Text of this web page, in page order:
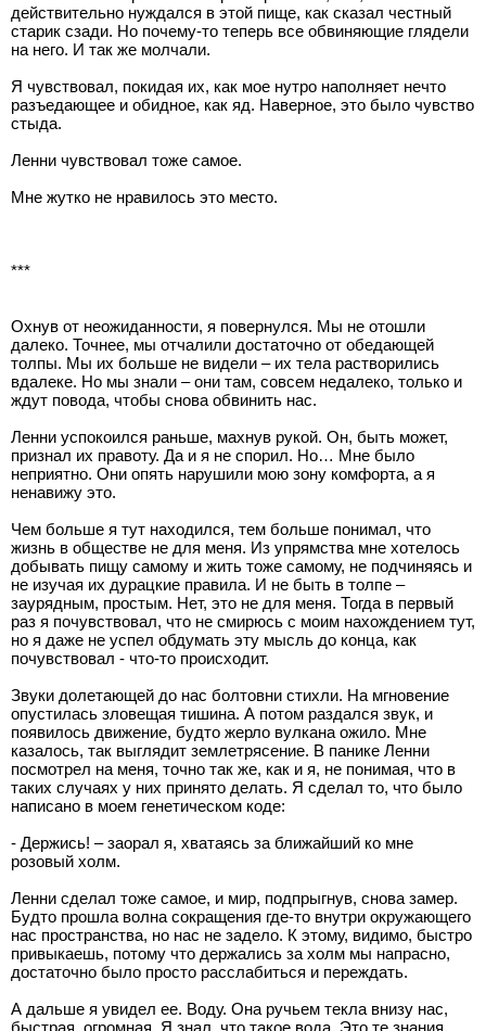
действительно нуждался в этой пище, как сказал честный
старик сзади. Но почему-то теперь все обвиняющие глядели
на него. И так же молчали.
Я чувствовал, покидая их, как мое нутро наполняет нечто
разъедающее и обидное, как яд. Наверное, это было чувство
стыда.
Ленни чувствовал тоже самое.
Мне жутко не нравилось это место.
***
Охнув от неожиданности, я повернулся. Мы не отошли
далеко. Точнее, мы отчалили достаточно от обедающей
толпы. Мы их больше не видели – их тела растворились
вдалеке. Но мы знали – они там, совсем недалеко, только и
ждут повода, чтобы снова обвинить нас.
Ленни успокоился раньше, махнув рукой. Он, быть может,
признал их правоту. Да и я не спорил. Но… Мне было
неприятно. Они опять нарушили мою зону комфорта, а я
ненавижу это.
Чем больше я тут находился, тем больше понимал, что
жизнь в обществе не для меня. Из упрямства мне хотелось
добывать пищу самому и жить тоже самому, не подчиняясь и
не изучая их дурацкие правила. И не быть в толпе –
заурядным, простым. Нет, это не для меня. Тогда в первый
раз я почувствовал, что не смирюсь с моим нахождением тут,
но я даже не успел обдумать эту мысль до конца, как
почувствовал - что-то происходит.
Звуки долетающей до нас болтовни стихли. На мгновение
опустилась зловещая тишина. А потом раздался звук, и
появилось движение, будто жерло вулкана ожило. Мне
казалось, так выглядит землетрясение. В панике Ленни
посмотрел на меня, точно так же, как и я, не понимая, что в
таких случаях у них принято делать. Я сделал то, что было
написано в моем генетическом коде:
- Держись! – заорал я, хватаясь за ближайший ко мне
розовый холм.
Ленни сделал тоже самое, и мир, подпрыгнув, снова замер.
Будто прошла волна сокращения где-то внутри окружающего
нас пространства, но нас не задело. К этому, видимо, быстро
привыкаешь, потому что держались за холм мы напрасно,
достаточно было просто расслабиться и переждать.
А дальше я увидел ее. Воду. Она ручьем текла внизу нас,
быстрая, огромная. Я знал, что такое вода. Это те знания,